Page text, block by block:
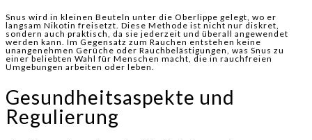
Snus wird in kleinen Beuteln unter die Oberlippe gelegt, wo er
langsam Nikotin freisetzt. Diese Methode ist nicht nur diskret,
sondern auch praktisch, da sie jederzeit und überall angewendet
werden kann. Im Gegensatz zum Rauchen entstehen keine
unangenehmen Gerüche oder Rauchbelästigungen, was Snus zu
einer beliebten Wahl für Menschen macht, die in rauchfreien
Umgebungen arbeiten oder leben.
Gesundheitsaspekte und
Regulierung